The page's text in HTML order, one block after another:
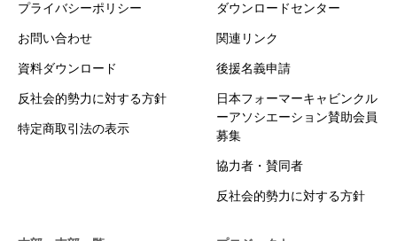
プライバシーポリシー
お問い合わせ
資料ダウンロード
反社会的勢力に対する方針
特定商取引法の表示
ダウンロードセンター
関連リンク
後援名義申請
日本フォーマーキャビンクル
ーアソシエーション賛助会員
募集
協力者・賛同者
反社会的勢力に対する方針